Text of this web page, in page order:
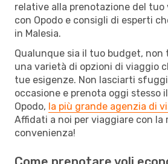
relative alla prenotazione del tuo
con Opodo e consigli di esperti
in Malesia.
Qualunque sia il tuo budget, non
una varietà di opzioni di viaggio
tue esigenze. Non lasciarti
occasione e prenota oggi stesso
Opodo, la più grande agenzia di
Affidati a noi per viaggiare con la
convenienza!